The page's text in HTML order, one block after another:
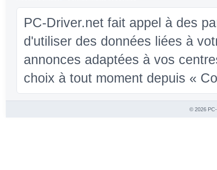
PC-Driver.net fait appel à des
d'utiliser des données liées à
annonces adaptées à vos
choix à tout moment depuis «
© 2026